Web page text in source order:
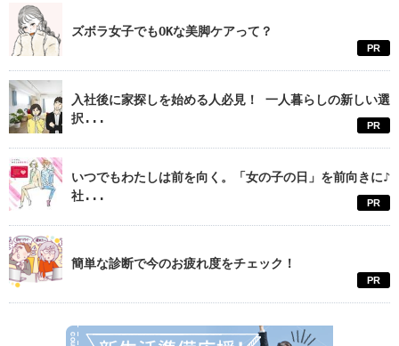
ズボラ女子でもOKな美脚ケアって？
PR
入社後に家探しを始める人必見！ 一人暮らしの新しい選
択...
PR
いつでもわたしは前を向く。「女の子の日」を前向きに♪
社...
PR
簡単な診断で今のお疲れ度をチェック！
PR